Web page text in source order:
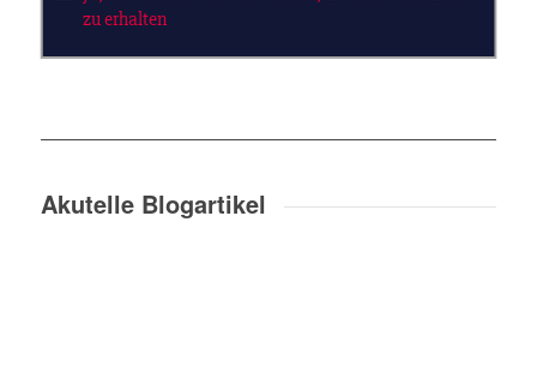
Akutelle Blogartikel